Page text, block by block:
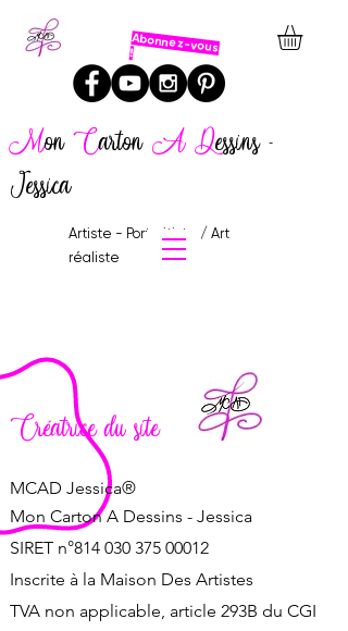
Abonnez-vous
!
Mon Carton A Dessins -
Jessica
Artiste - Portraitiste / Art
réaliste
Créatrice du site
MCAD Jessica®
Mon Carton A Dessins - Jessica
SIRET n°814 030 375 00012
Inscrite à la Maison Des Artistes
TVA non applicable, article 293B du CGI​